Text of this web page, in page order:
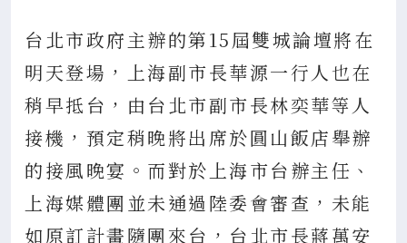
台北市政府主辦的第15屆雙城論壇將在
明天登場，上海副市長華源一行人也在
稍早抵台，由台北市副市長林奕華等人
接機，預定稍晚將出席於圓山飯店舉辦
的接風晚宴。而對於上海市台辦主任、
上海媒體團並未通過陸委會審查，未能
如原訂計畫隨團來台，台北市長蔣萬安